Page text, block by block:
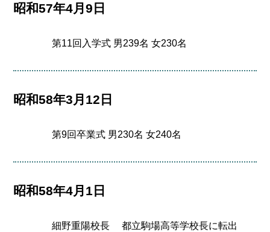
昭和57年4月9日
第11回入学式 男239名 女230名
昭和58年3月12日
第9回卒業式 男230名 女240名
昭和58年4月1日
細野重陽校長 都立駒場高等学校長に転出